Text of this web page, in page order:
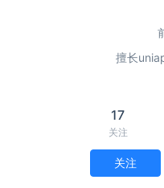
擅长
17
关注
关注